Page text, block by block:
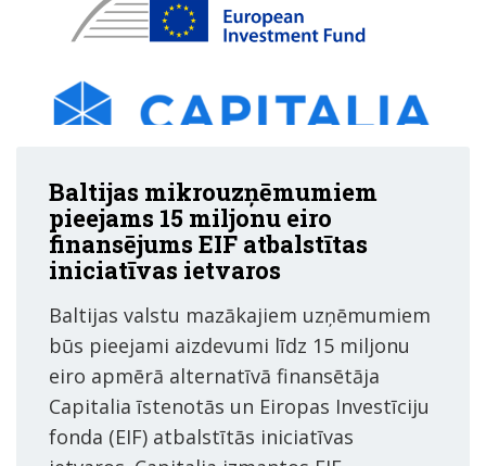
Baltijas mikrouzņēmumiem
pieejams 15 miljonu eiro
finansējums EIF atbalstītas
iniciatīvas ietvaros
Baltijas valstu mazākajiem uzņēmumiem
būs pieejami aizdevumi līdz 15 miljonu
eiro apmērā alternatīvā finansētāja
Capitalia īstenotās un Eiropas Investīciju
fonda (EIF) atbalstītās iniciatīvas